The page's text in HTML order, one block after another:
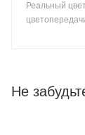
Реальный
Не